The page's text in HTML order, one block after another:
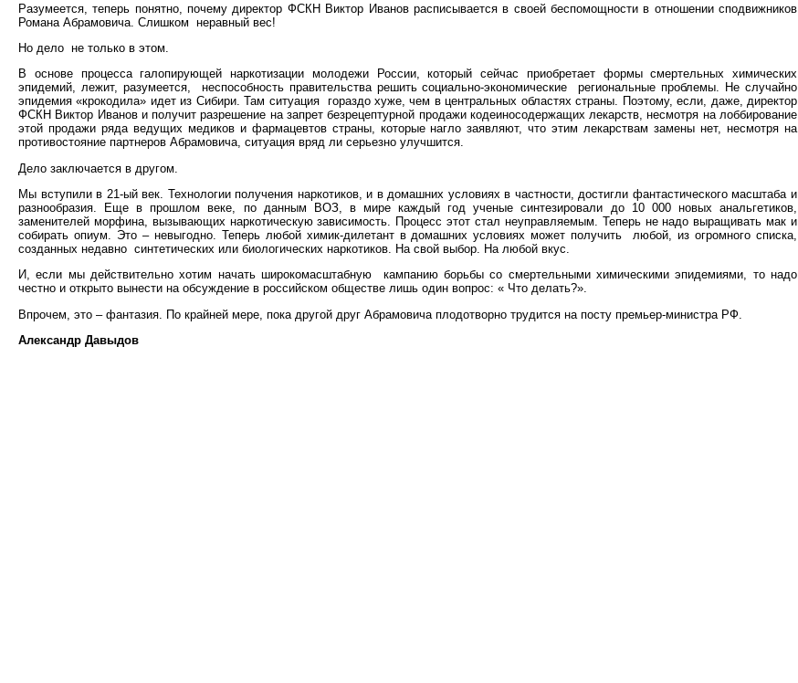
Разумеется, теперь понятно, почему директор ФСКН Виктор Иванов расписывается в своей беспомощности в отношении сподвижников
Романа Абрамовича. Слишком неравный вес!
Но дело не только в этом.
В основе процесса галопирующей наркотизации молодежи России, который сейчас приобретает формы смертельных химических
эпидемий, лежит, разумеется,
неспособность правительства решить социально-экономические
региональные проблемы. Не случайно
эпидемия «крокодила» идет из Сибири. Там ситуация
гораздо хуже, чем в центральных областях страны. Поэтому, если, даже, директор
ФСКН Виктор Иванов и получит разрешение на запрет безрецептурной продажи кодеиносодержащих лекарств, несмотря на лоббирование
этой продажи ряда ведущих медиков и фармацевтов страны, которые нагло заявляют, что этим лекарствам замены нет, несмотря на
противостояние партнеров Абрамовича, ситуация вряд ли серьезно улучшится.
Дело заключается в другом.
Мы вступили в 21-ый век. Технологии получения наркотиков, и в домашних условиях в частности, достигли фантастического масштаба и
разнообразия. Еще в прошлом веке, по данным ВОЗ, в мире каждый год ученые синтезировали до 10 000 новых анальгетиков,
заменителей морфина, вызывающих наркотическую зависимость. Процесс этот стал неуправляемым. Теперь не надо выращивать мак и
собирать опиум. Это – невыгодно. Теперь любой химик-дилетант в домашних условиях может получить
любой, из огромного списка,
созданных недавно синтетических или биологических наркотиков. На свой выбор. На любой вкус.
И, если мы действительно хотим начать широкомасштабную
кампанию борьбы со смертельными химическими эпидемиями, то надо
честно и открыто вынести на обсуждение в российском обществе лишь один вопрос: « Что делать?».
Впрочем, это – фантазия. По крайней мере, пока другой друг Абрамовича плодотворно трудится на посту премьер-министра РФ.
Александр Давыдов